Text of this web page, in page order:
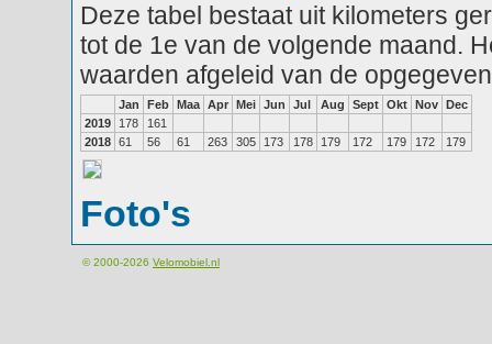
Deze tabel bestaat uit kilometers
tot de 1e van de volgende maand.
waarden afgeleid van de
Jan Feb Maa Apr Mei Jun Jul Aug Sept Okt Nov Dec
2019
178
161
2018 61 56 61 263 305 173 178 179 172 179 172 179
Foto's
© 2000-2026 Velomobiel.nl